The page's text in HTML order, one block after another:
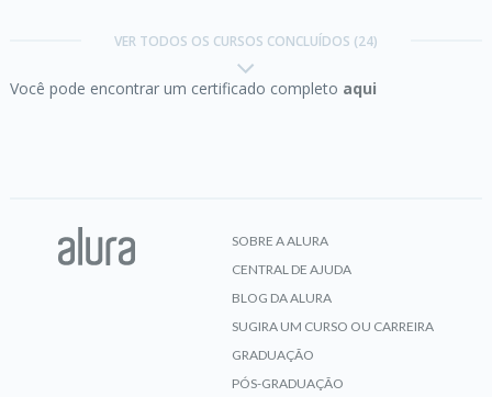
Classes, posicionamento e Flexbox
VER TODOS OS CURSOS CONCLUÍDOS (24)
Você pode encontrar um certificado completo aqui
SOBRE A ALURA
CENTRAL DE AJUDA
BLOG DA ALURA
SUGIRA UM CURSO OU CARREIRA
GRADUAÇÃO
PÓS-GRADUAÇÃO